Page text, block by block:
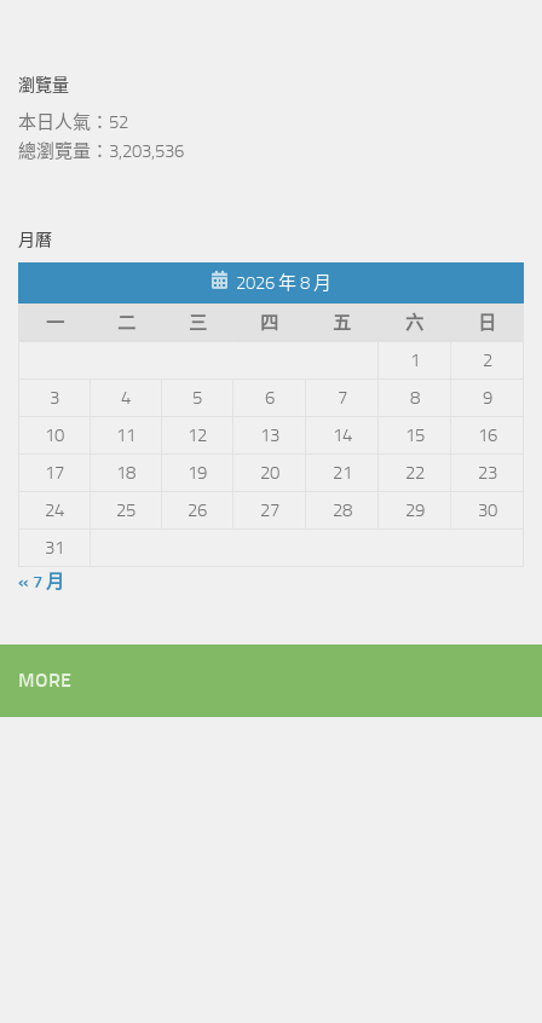
瀏覽量
本日人氣：52
總瀏覽量：3,203,536
月曆
2026 年 8 月
一
二 三 四 五 六
日
1
2
3
4 5 6 7 8
9
10
11 12 13 14 15
16
17
18 19 20 21 22
23
24
25 26 27 28 29
30
31
« 7 月
MORE